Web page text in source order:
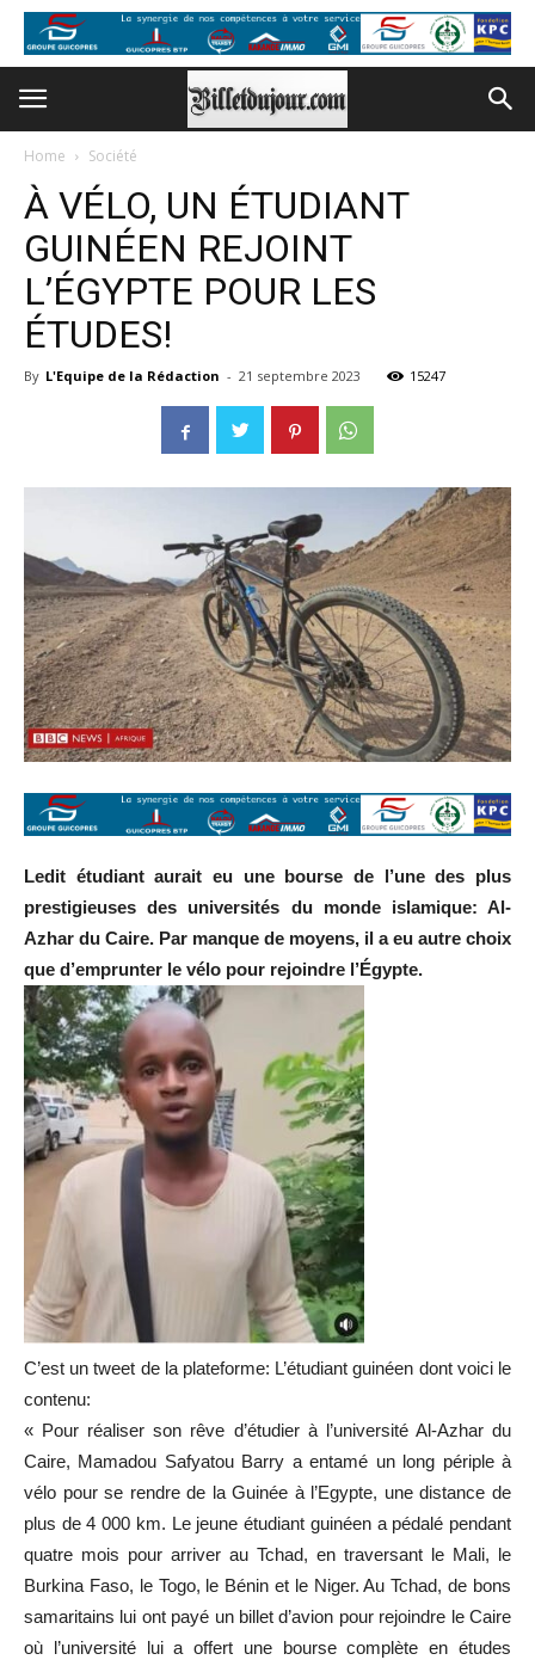
Home Société
À VÉLO, UN ÉTUDIANT
GUINÉEN REJOINT
L’ÉGYPTE POUR LES
ÉTUDES!
By L'Equipe de la Rédaction - 21 septembre 2023 15247
Ledit étudiant aurait eu une bourse de l’une des plus
prestigieuses des universités du monde islamique: Al-
Azhar du Caire. Par manque de moyens, il a eu autre choix
que d’emprunter le vélo pour rejoindre l’Égypte.
C’est un tweet de la plateforme: L’étudiant guinéen dont voici le
contenu:
« Pour réaliser son rêve d’étudier à l’université Al-Azhar du
Caire, Mamadou Safyatou Barry a entamé un long périple à
vélo pour se rendre de la Guinée à l’Egypte, une distance de
plus de 4 000 km. Le jeune étudiant guinéen a pédalé pendant
quatre mois pour arriver au Tchad, en traversant le Mali, le
Burkina Faso, le Togo, le Bénin et le Niger. Au Tchad, de bons
samaritains lui ont payé un billet d’avion pour rejoindre le Caire
où l’université lui a offert une bourse complète en études